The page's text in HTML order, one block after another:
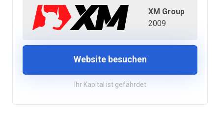
XM Group
2009
Website besuchen
Ihr Kapital ist gefährdet